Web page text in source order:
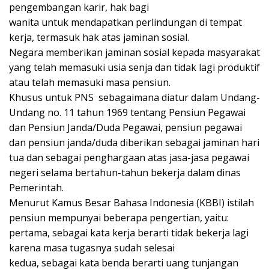
pengembangan karir, hak bagi
wanita untuk mendapatkan perlindungan di tempat
kerja, termasuk hak atas jaminan sosial.
Negara memberikan jaminan sosial kepada masyarakat
yang telah memasuki usia senja dan tidak lagi produktif
atau telah memasuki masa pensiun.
Khusus untuk PNS sebagaimana diatur dalam Undang-
Undang no. 11 tahun 1969 tentang Pensiun Pegawai
dan Pensiun Janda/Duda Pegawai, pensiun pegawai
dan pensiun janda/duda diberikan sebagai jaminan hari
tua dan sebagai penghargaan atas jasa-jasa pegawai
negeri selama bertahun-tahun bekerja dalam dinas
Pemerintah.
Menurut Kamus Besar Bahasa Indonesia (KBBI) istilah
pensiun mempunyai beberapa pengertian, yaitu:
pertama, sebagai kata kerja berarti tidak bekerja lagi
karena masa tugasnya sudah selesai
kedua, sebagai kata benda berarti uang tunjangan